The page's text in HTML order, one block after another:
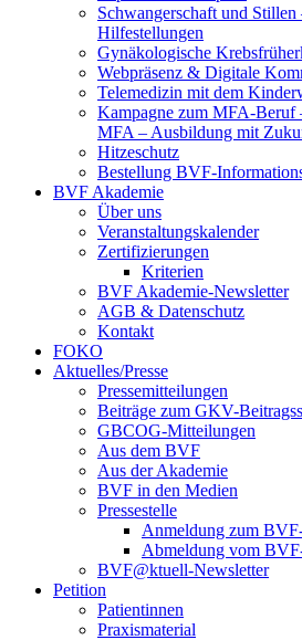
Schwangerschaft und
Hilfestellungen
Gynäkologische
Webpräsenz & Digitale
Telemedizin mit dem
Kampagne zum MFA-Beruf
MFA – Ausbildung mit
Hitzeschutz
Bestellung BVF-
BVF Akademie
Über uns
Veranstaltungskalender
Zertifizierungen
Kriterien
BVF Akademie-Newsletter
AGB & Datenschutz
Kontakt
FOKO
Aktuelles/Presse
Pressemitteilungen
Beiträge zum GKV-
GBCOG-Mitteilungen
Aus dem BVF
Aus der Akademie
BVF in den Medien
Pressestelle
Anmeldung zum
Abmeldung vom
BVF@ktuell-Newsletter
Petition
Patientinnen
Praxismaterial